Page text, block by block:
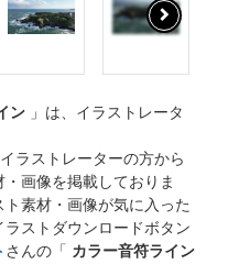
ン 」は、イラストレータ
ラストレーターの方から
画像を掲載しておりま
素材・画像が気に入った
ラストダウンロードボタン
さんの「 カラー音符ライン